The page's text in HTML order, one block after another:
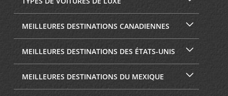
MEILLEURES DESTINATIONS CANADIENNES
MEILLEURES DESTINATIONS DES ÉTATS-UNIS
MEILLEURES DESTINATIONS DU MEXIQUE